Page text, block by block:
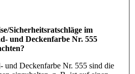
Sicherheitsratschläge im
und Deckenfarbe Nr. 555
und Deckenfarbe Nr. 555 sind die